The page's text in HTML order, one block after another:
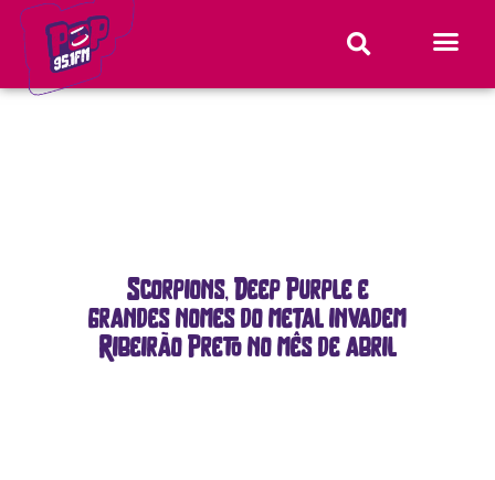
Scorpions, Deep Purple e
grandes nomes do metal invadem
Ribeirão Preto no mês de abril